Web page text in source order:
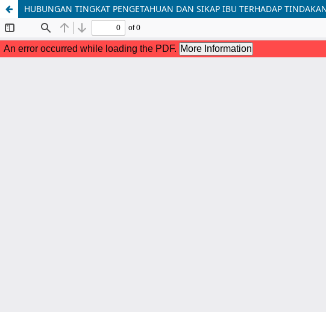
HUBUNGAN TINGKAT PENGETAHUAN DAN SIKAP IBU TERHADAP